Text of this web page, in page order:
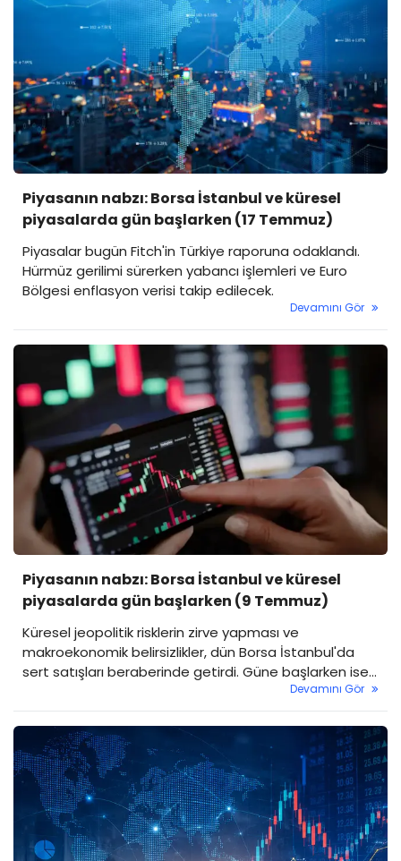
Piyasanın nabzı: Borsa İstanbul ve küresel
piyasalarda gün başlarken (17 Temmuz)
Piyasalar bugün Fitch'in Türkiye raporuna odaklandı.
Hürmüz gerilimi sürerken yabancı işlemleri ve Euro
Bölgesi enflasyon verisi takip edilecek.
Devamını Gör
Piyasanın nabzı: Borsa İstanbul ve küresel
piyasalarda gün başlarken (9 Temmuz)
Küresel jeopolitik risklerin zirve yapması ve
makroekonomik belirsizlikler, dün Borsa İstanbul'da
sert satışları beraberinde getirdi. Güne başlarken ise
gözler hem Hürmüz Boğazı'ndaki son duruma hem de
Fed'in şahinleşen tonuna çevrilmiş durumda.
Devamını Gör